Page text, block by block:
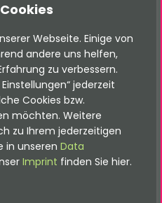
Twitter, Google News,
Telegram,
imgur, Giphy,
CNN, USA Today,
Post, Vogue, ELLE,
Fair, Allure, WWD,
Review, Glamour,
Fast Company,
überwache sie mit
Webseite. Einige von
andere uns helfen,
zu verbessern.
jederzeit
Cookies bzw.
möchten. Weitere
zu Ihrem jederzeitigen
in unseren Data
Imprint finden Sie hier.